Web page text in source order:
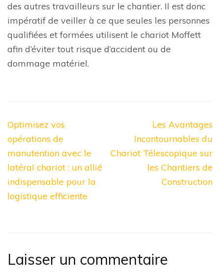
des autres travailleurs sur le chantier. Il est donc
impératif de veiller à ce que seules les personnes
qualifiées et formées utilisent le chariot Moffett
afin d’éviter tout risque d’accident ou de
dommage matériel.
Navigation
de
l’article
Optimisez vos
opérations de
manutention avec le
latéral chariot : un allié
indispensable pour la
logistique efficiente
Les Avantages
Incontournables du
Chariot Télescopique sur
les Chantiers de
Construction
Laisser un commentaire